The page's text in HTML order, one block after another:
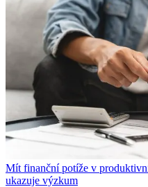
Mít finanční potíže v
ukazuje výzkum